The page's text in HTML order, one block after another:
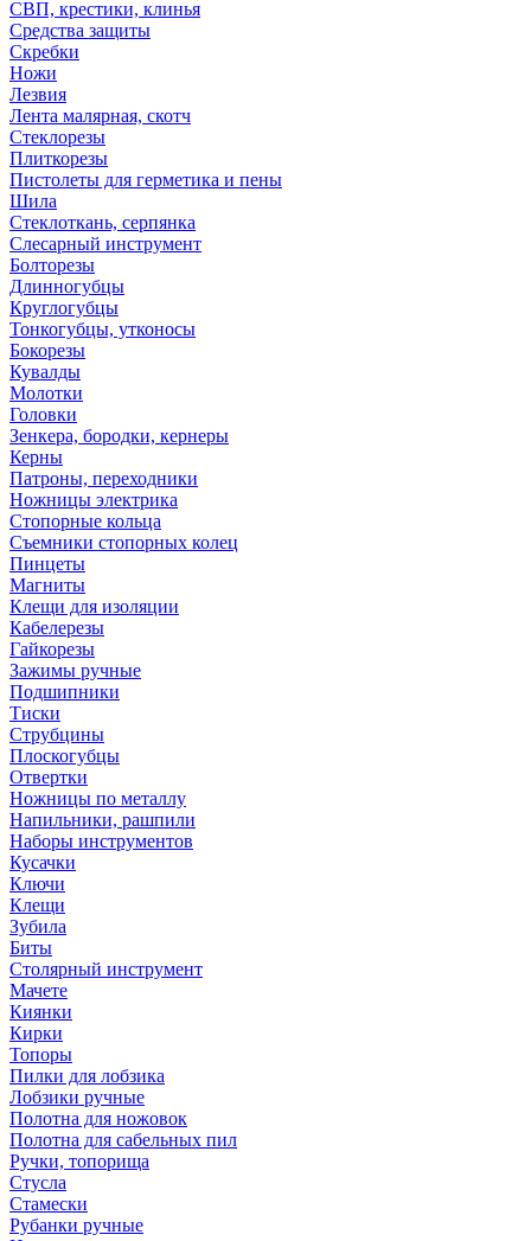
СВП, крестики, клинья
Средства защиты
Скребки
Ножи
Лезвия
Лента малярная, скотч
Стеклорезы
Плиткорезы
Пистолеты для герметика и пены
Шила
Стеклоткань, серпянка
Слесарный инструмент
Болторезы
Длинногубцы
Круглогубцы
Тонкогубцы, утконосы
Бокорезы
Кувалды
Молотки
Головки
Зенкера, бородки, кернеры
Керны
Патроны, переходники
Ножницы электрика
Стопорные кольца
Съемники стопорных колец
Пинцеты
Магниты
Клещи для изоляции
Кабелерезы
Гайкорезы
Зажимы ручные
Подшипники
Тиски
Струбцины
Плоскогубцы
Отвертки
Ножницы по металлу
Напильники, рашпили
Наборы инструментов
Кусачки
Ключи
Клещи
Зубила
Биты
Столярный инструмент
Мачете
Киянки
Кирки
Топоры
Пилки для лобзика
Лобзики ручные
Полотна для ножовок
Полотна для сабельных пил
Ручки, топорища
Стусла
Стамески
Рубанки ручные